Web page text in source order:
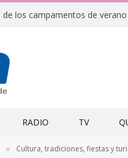
RADIO TV
» Cultura, tradiciones, fiestas y